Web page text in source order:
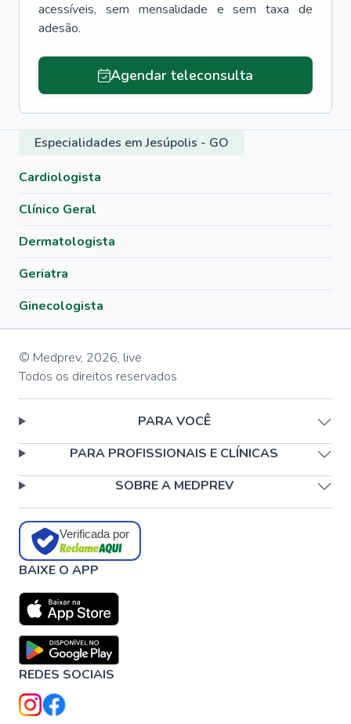
acessíveis, sem mensalidade e sem taxa de
adesão.
Agendar teleconsulta
Especialidades em Jesúpolis - GO
Cardiologista
Clínico Geral
Dermatologista
Geriatra
Ginecologista
© Medprev, 2026, live
Todos os direitos reservados
PARA VOCÊ
PARA PROFISSIONAIS E CLÍNICAS
SOBRE A MEDPREV
Verificada por
BAIXE O APP
REDES SOCIAIS